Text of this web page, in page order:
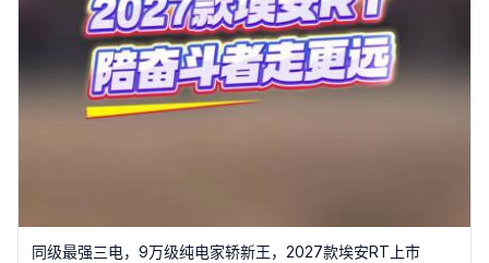
同级最强三电，9万级纯电家轿新王，2027款埃安RT上市